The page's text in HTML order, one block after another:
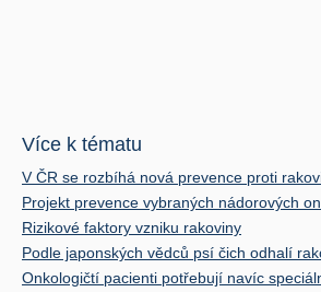
Více k tématu
V ČR se rozbíhá nová prevence proti
Projekt prevence vybraných nádorových
Rizikové faktory vzniku rakoviny
Podle japonských vědců psí čich odhalí
Onkologičtí pacienti potřebují navíc